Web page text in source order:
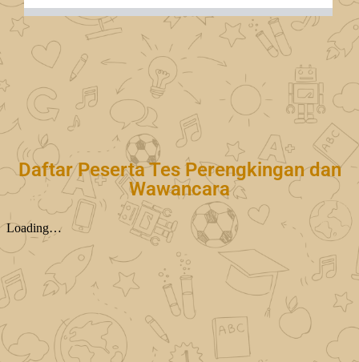
Daftar Peserta Tes Perengkingan dan
Wawancara